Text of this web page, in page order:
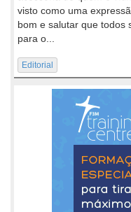
visto como uma
bom e salutar que todos
para o...
Editorial